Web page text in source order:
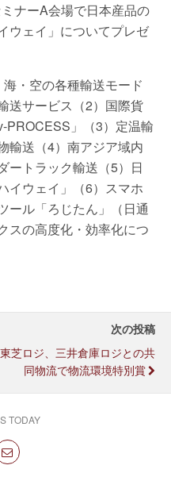
ナーA会場で日本産品の
ウェイ」についてプレゼ
・空の各種輸送モード
送サービス（2）国際貨
PROCESS」（3）定温輸
輸送（4）南アジア域内
ートラック輸送（5）日
イウェイ」（6）スマホ
ール「ろじたん」（日通
の高度化・効率化につ
次の投稿
東芝ロジ、三井倉庫ロジとの共
同物流で物流環境特別賞
TODAY